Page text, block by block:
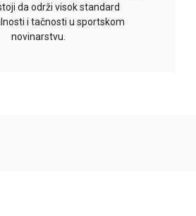
da održi visok standard
i tačnosti u sportskom
novinarstvu.